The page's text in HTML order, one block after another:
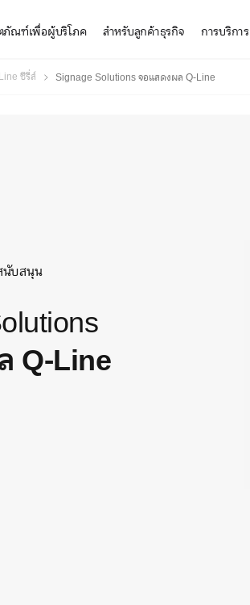
ภัณฑ์เพื่อผู้บริโภค สำหรับลูกค้าธุรกิจ การบริการ
ซีรี่ส์ Signage Solutions จอแสดงผล Q-Line
นับสนุน
Q-Line